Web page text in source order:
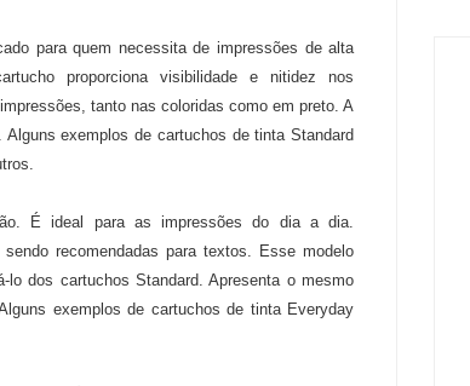
para quem necessita de impressões de alta
proporciona visibilidade e nitidez nos
tanto nas coloridas como em preto. A
exemplos de cartuchos de tinta Standard
É ideal para as impressões do dia a dia.
recomendadas para textos. Esse modelo
lo dos cartuchos Standard. Apresenta o mesmo
exemplos de cartuchos de tinta Everyday